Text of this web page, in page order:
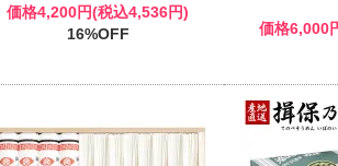
価格4,200円(税込4,536円)
16%OFF
価格6,000